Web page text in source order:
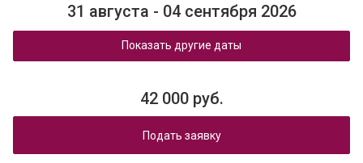
31 августа - 04 сентября 2026
Показать другие даты
42 000 руб.
Подать заявку